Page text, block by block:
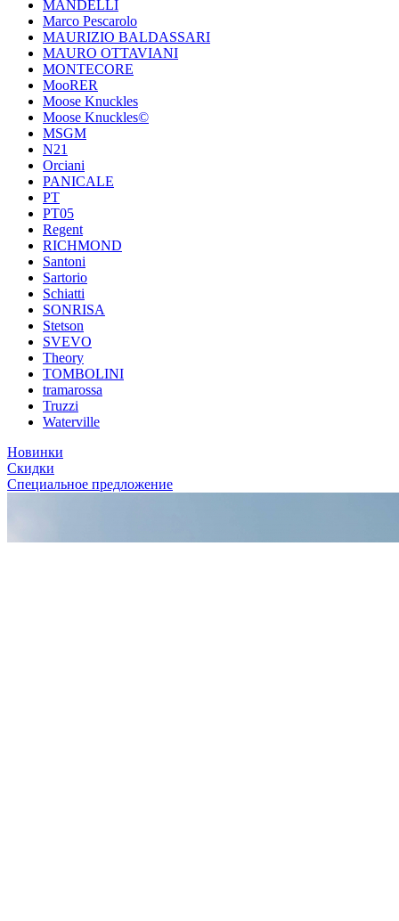
MANDELLI
Marco Pescarolo
MAURIZIO BALDASSARI
MAURO OTTAVIANI
MONTECORE
MooRER
Moose Knuckles
Moose Knuckles©️
MSGM
N21
Orciani
PANICALE
PT
PT05
Regent
RICHMOND
Santoni
Sartorio
Schiatti
SONRISA
Stetson
SVEVO
Theory
TOMBOLINI
tramarossa
Truzzi
Waterville
Новинки
Скидки
Специальное предложение